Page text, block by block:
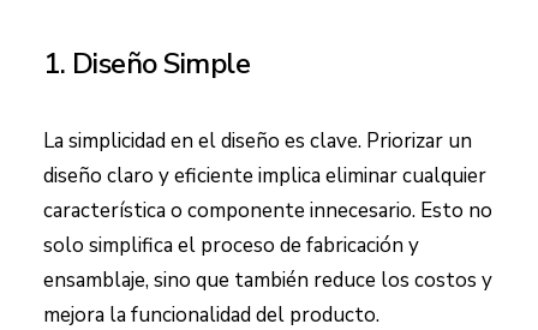
1. Diseño Simple
La simplicidad en el diseño es clave. Priorizar un
diseño claro y eficiente implica eliminar cualquier
característica o componente innecesario. Esto no
solo simplifica el proceso de fabricación y
ensamblaje, sino que también reduce los costos y
mejora la funcionalidad del producto.